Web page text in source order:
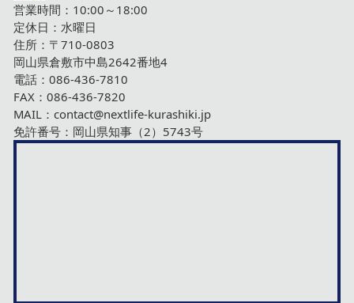
営業時間：10:00～18:00
定休日：水曜日
住所：〒710-0803
岡山県倉敷市中島2642番地4
電話： 086-436-7810
FAX：086-436-7820
MAIL： contact@nextlife-kurashiki.jp
免許番号：岡山県知事（2）5743号